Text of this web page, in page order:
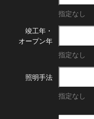
指定なし
竣工年・
オープン年
指定なし
照明手法
指定なし